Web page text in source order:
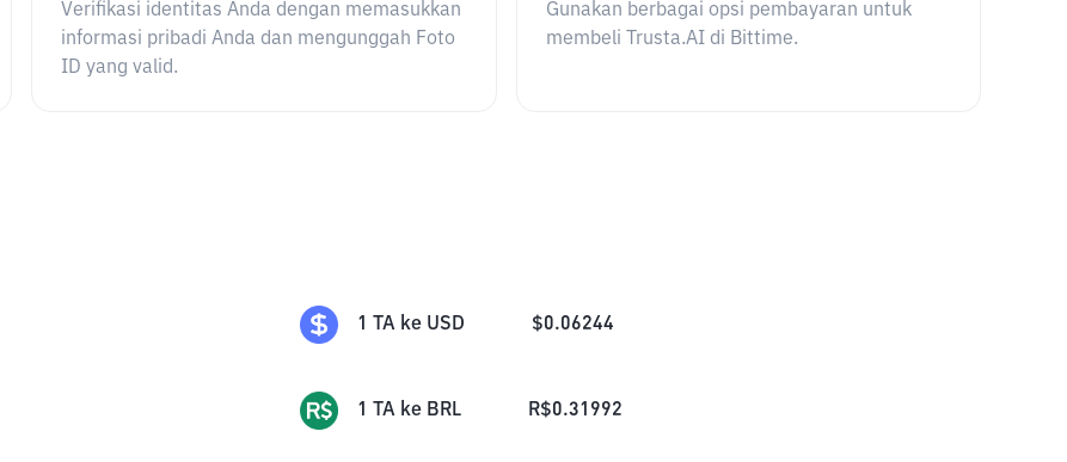
Verifikasi identitas Anda dengan memasukkan
informasi pribadi Anda dan mengunggah Foto
ID yang valid.
Gunakan berbagai opsi pembayaran untuk
membeli Trusta.AI di Bittime.
1 TA ke USD $0.06244
1 TA ke BRL R$0.31992